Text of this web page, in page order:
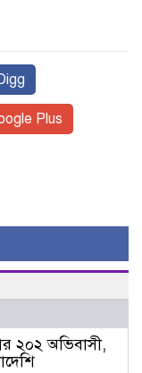
Plus
২০২ অভিবাসী,